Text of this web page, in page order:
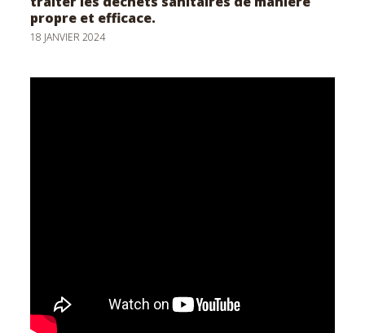
propre et efficace.
18 JANVIER 2024